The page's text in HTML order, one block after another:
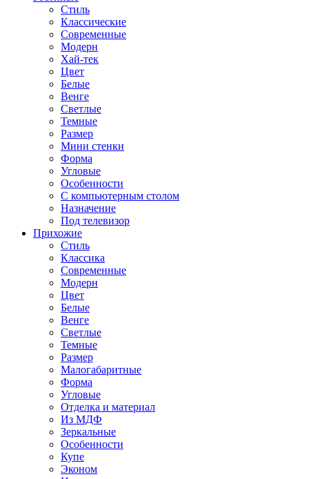
Стиль
Классические
Современные
Модерн
Хай-тек
Цвет
Белые
Венге
Светлые
Темные
Размер
Мини стенки
Форма
Угловые
Особенности
С компьютерным столом
Назначение
Под телевизор
Прихожие
Стиль
Классика
Современные
Модерн
Цвет
Белые
Венге
Светлые
Темные
Размер
Малогабаритные
Форма
Угловые
Отделка и материал
Из МДФ
Зеркальные
Особенности
Купе
Эконом